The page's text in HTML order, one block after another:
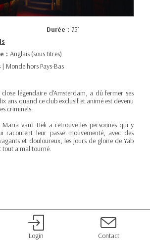
Durée : 75’
: Anglais (sous titres)
Monde hors Pays-Bas
légendaire d'Amsterdam, a dû fermer ses
ans quand ce club exclusif et animé est devenu
criminels.
Maria van't Hek a retrouvé les personnes qui y
racontent leur passé mouvementé, avec des
et douloureux, les jours de gloire de Yab
tout a mal tourné.
Login Contact